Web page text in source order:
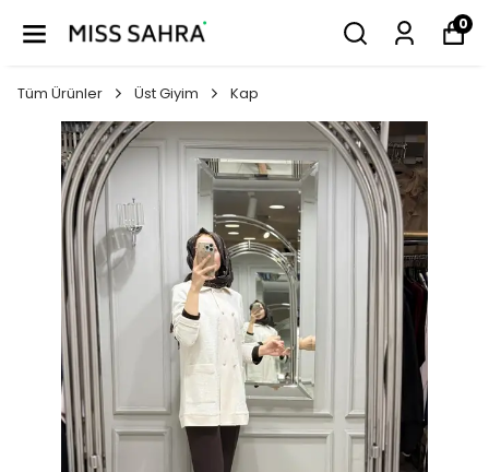
0
Tüm Ürünler Üst Giyim Kap